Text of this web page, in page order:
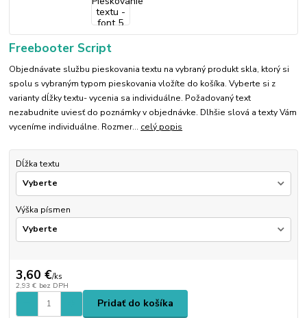
Freebooter Script
Objednávate službu pieskovania textu na vybraný produkt skla, ktorý si
spolu s vybraným typom pieskovania vložíte do košíka. Vyberte si z
varianty dĺžky textu- vycenia sa individuálne. Požadovaný text
nezabudnite uviesť do poznámky v objednávke. Dlhšie slová a texty Vám
vyceníme individuálne. Rozmer... celý popis
Dĺžka textu
Výška písmen
3,60 €/ks
2,93 € bez DPH
Pridať do košíka